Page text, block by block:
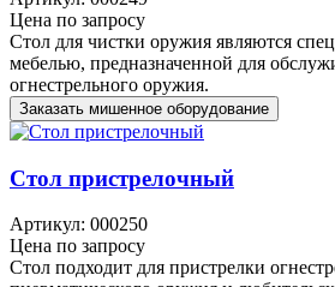
Цена по запросу
Стол для чистки оружия являются
мебелью, предназначенной для
огнестрельного оружия.
Заказать мишенное оборудование
Стол пристрелочный
Артикул: 000250
Цена по запросу
Стол подходит для пристрелки